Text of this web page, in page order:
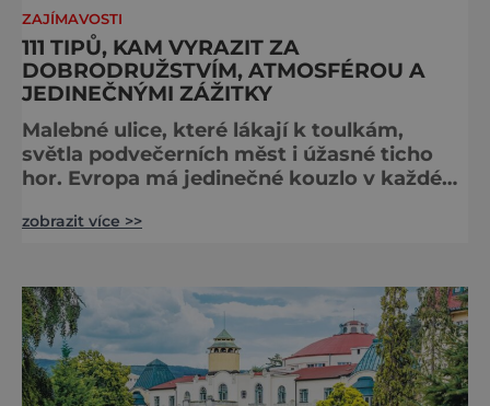
ZAJÍMAVOSTI
111 TIPŮ, KAM VYRAZIT ZA
DOBRODRUŽSTVÍM, ATMOSFÉROU A
JEDINEČNÝMI ZÁŽITKY
Malebné ulice, které lákají k toulkám,
světla podvečerních měst i úžasné ticho
hor. Evropa má jedinečné kouzlo v každém
vás zve na cestu plnou inspirace,
krásu Evropy v celé její podobě. Města s
neopakovatelnou atmosférou Vydejte se s
námi na prohlídku měst, která patří k
zobrazit více >>